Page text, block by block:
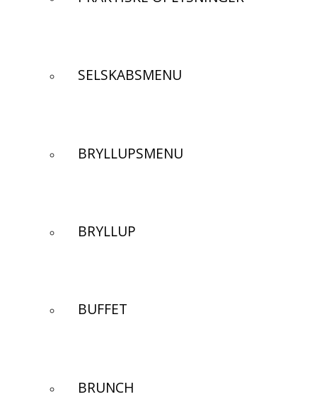
SELSKABSMENU
BRYLLUPSMENU
BRYLLUP
BUFFET
BRUNCH